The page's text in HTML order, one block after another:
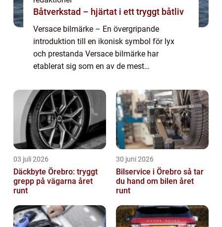
Båtverkstad – hjärtat i ett tryggt båtliv
Versace bilmärke – En övergripande
introduktion till en ikonisk symbol för lyx
och prestanda Versace bilmärke har
etablerat sig som en av de mest
världen. Företaget som grundades av den
legendariska mode- ...
03 juli 2026
Däckbyte Örebro: tryggt
grepp på vägarna året
runt
30 juni 2026
Bilservice i Örebro så tar
du hand om bilen året
runt